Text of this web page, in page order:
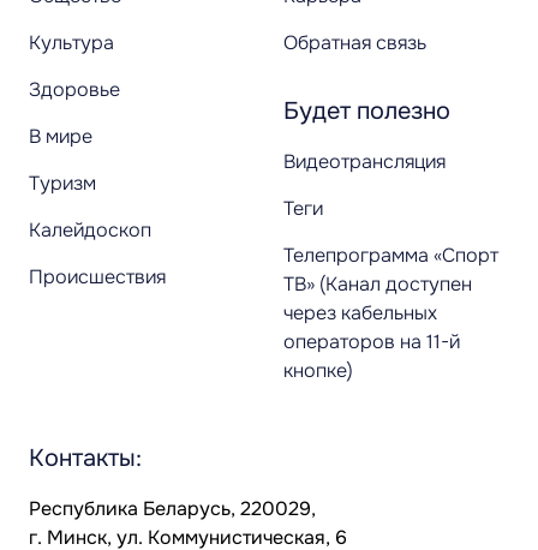
Культура
Здоровье
В мире
Туризм
Калейдоскоп
Происшествия
Обратная связь
Будет полезно
Видеотрансляция
Теги
Телепрограмма «Спорт
ТВ» (Канал доступен
через кабельных
операторов на 11-й
кнопке)
Контакты:
Республика Беларусь, 220029,
г. Минск, ул. Коммунистическая, 6